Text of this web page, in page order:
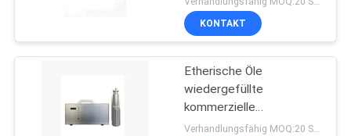
KONTAKT
Etherische Öle
wiedergefüllte
kommerzielle
Duftmaschine